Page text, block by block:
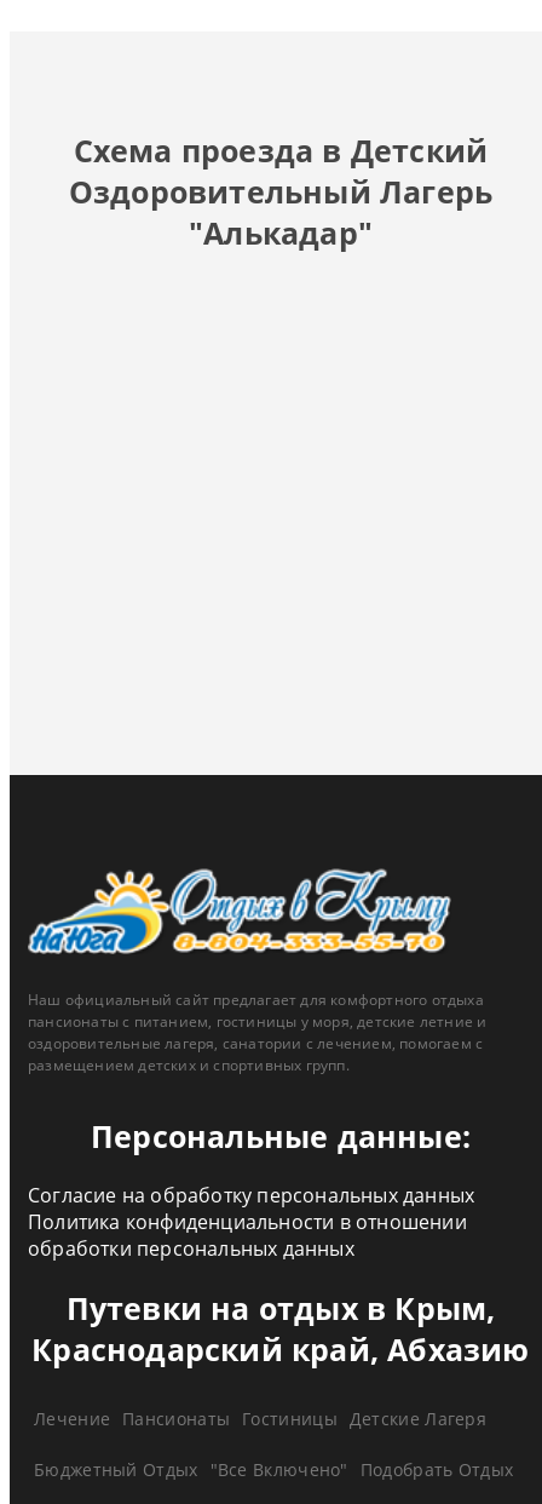
Схема проезда в Детский
Оздоровительный Лагерь
"Алькадар"
Наш официальный сайт предлагает для комфортного отдыха
пансионаты с питанием, гостиницы у моря, детские летние и
оздоровительные лагеря, санатории с лечением, помогаем с
размещением детских и спортивных групп.
Персональные данные:
Согласие на обработку персональных данных
Политика конфиденциальности в отношении
обработки персональных данных
Путевки на отдых в Крым,
Краснодарский край, Абхазию
Лечение Пансионаты Гостиницы Детские Лагеря
Бюджетный Отдых "Все Включено" Подобрать Отдых